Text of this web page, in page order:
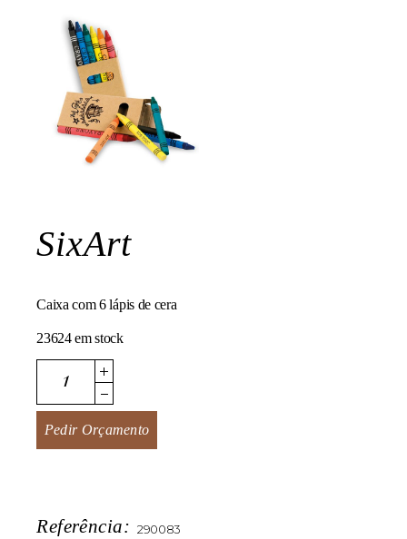
SixArt
Caixa com 6 lápis de cera
23624 em stock
SixArt quantity
Pedir Orçamento
Referência: 290083